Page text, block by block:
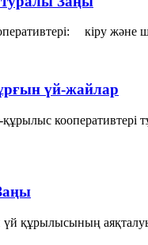
кiру
үй-жайлар
кооперативтері
құрылысының